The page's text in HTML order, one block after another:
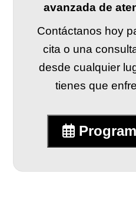
avanzada de
Contáctanos hoy
cita o una
desde cualquier
tienes que